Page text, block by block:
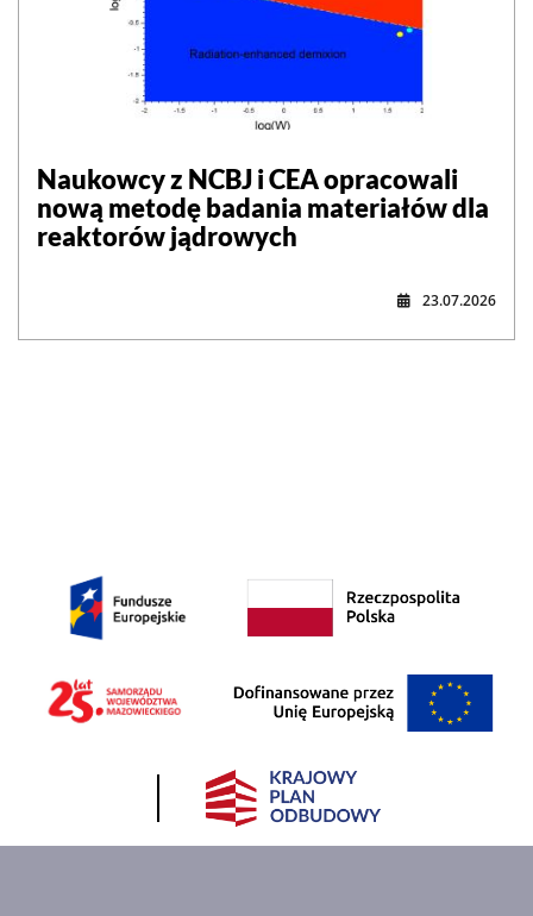
Naukowcy z NCBJ i CEA opracowali
nową metodę badania materiałów dla
reaktorów jądrowych
23.07.2026